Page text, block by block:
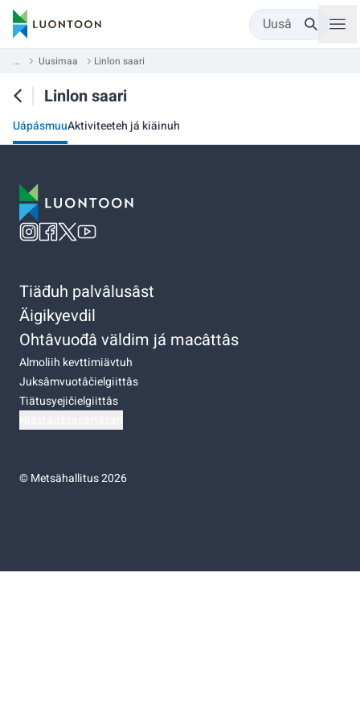
Uusâ
... Uusimaa Linlon saari
Linlon saari
UápásmuuAktiviteeteh já kiäinuh
Tiäđuh palvâlusâst
Äigikyevdil
Ohtâvuođâ väldim já macâttâs
Almoliih kevttimiävtuh
Juksâmvuotâčielgiittâs
Tiätusyejičielgiittâs
©Metsähallitus 2026